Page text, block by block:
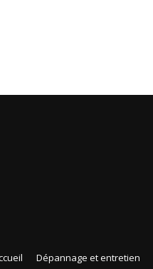
Dépannage et entretien